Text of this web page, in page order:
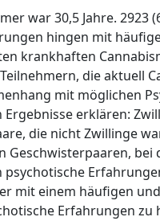
war 30,5 Jahre. 2923
hingen mit
krankhaften
die aktuell
mit möglichen
erklären:
die nicht Zwillinge
Geschwisterpaaren,
mit einem häufigen
Erfahrungen zu